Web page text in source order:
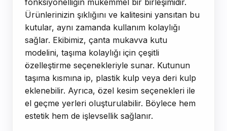
Ürünlerinizin şıklığını ve kalitesini yansıtan bu
kutular, aynı zamanda kullanım kolaylığı
sağlar. Ekibimiz, çanta mukavva kutu
modelini, taşıma kolaylığı için çeşitli
özelleştirme seçenekleriyle sunar. Kutunun
taşıma kısmına ip, plastik kulp veya deri kulp
eklenebilir. Ayrıca, özel kesim seçenekleri ile
el geçme yerleri oluşturulabilir. Böylece hem
estetik hem de işlevsellik sağlanır.